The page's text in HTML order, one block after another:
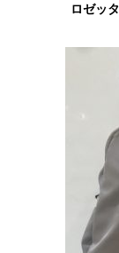
ロゼッ